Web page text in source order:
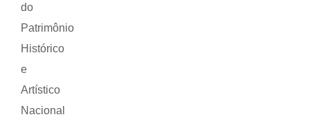
do
Patrimônio
Histórico
e
Artístico
Nacional